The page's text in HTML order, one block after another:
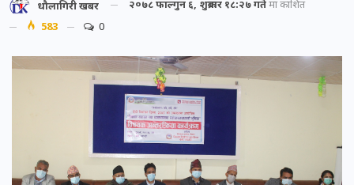
धौलागिरी खबर २०७८ फाल्गुन ६, शुक्रबार १८:२७ गतेमा प्रकाशित
583
0